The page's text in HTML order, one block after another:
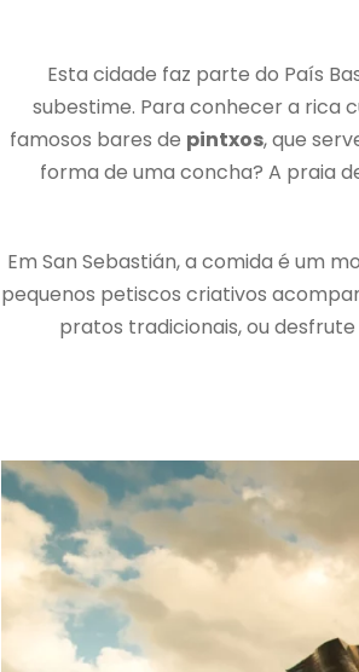
Esta cidade faz parte do País
subestime. Para conhecer a rica
famosos bares de pintxos, que
forma de uma concha? A praia
Em San Sebastián, a comida é um
pequenos petiscos criativos
pratos tradicionais, ou